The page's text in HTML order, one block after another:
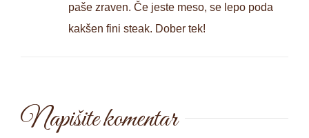
paše zraven. Če jeste meso, se lepo poda
kakšen fini steak. Dober tek!
Napišite komentar